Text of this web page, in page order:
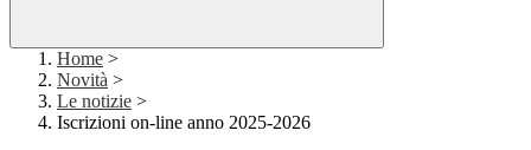
Home >
Novità >
Le notizie >
Iscrizioni on-line anno 2025-2026